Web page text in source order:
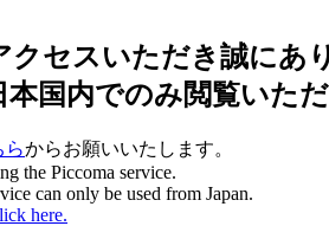
クセスいただき誠にあ
国内でのみ閲覧いただ
らからお願いいたします。
the Piccoma service.
can only be used from Japan.
here.